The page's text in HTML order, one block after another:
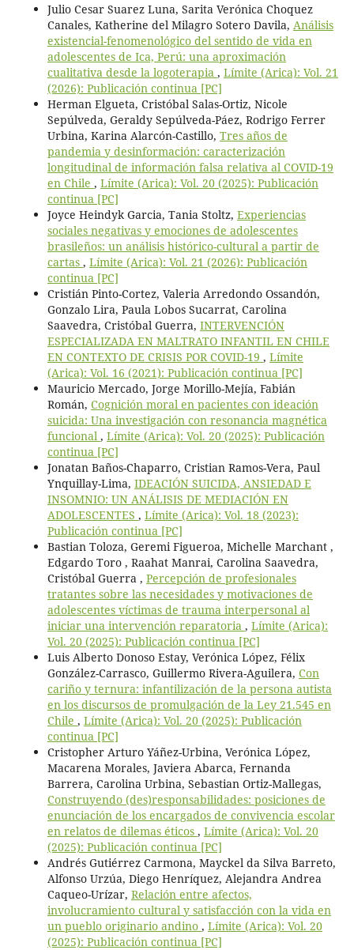
Julio Cesar Suarez Luna, Sarita Verónica Choquez
Canales, Katherine del Milagro Sotero Davila, Análisis
existencial-fenomenológico del sentido de vida en
adolescentes de Ica, Perú: una aproximación
cualitativa desde la logoterapia , Límite (Arica): Vol. 21
(2026): Publicación continua [PC]
Herman Elgueta, Cristóbal Salas-Ortiz, Nicole
Sepúlveda, Geraldy Sepúlveda-Páez, Rodrigo Ferrer
Urbina, Karina Alarcón-Castillo, Tres años de
pandemia y desinformación: caracterización
longitudinal de información falsa relativa al COVID-19
en Chile , Límite (Arica): Vol. 20 (2025): Publicación
continua [PC]
Joyce Heindyk Garcia, Tania Stoltz, Experiencias
sociales negativas y emociones de adolescentes
brasileños: un análisis histórico-cultural a partir de
cartas , Límite (Arica): Vol. 21 (2026): Publicación
continua [PC]
Cristián Pinto-Cortez, Valeria Arredondo Ossandón,
Gonzalo Lira, Paula Lobos Sucarrat, Carolina
Saavedra, Cristóbal Guerra, INTERVENCIÓN
ESPECIALIZADA EN MALTRATO INFANTIL EN CHILE
EN CONTEXTO DE CRISIS POR COVID-19 , Límite
(Arica): Vol. 16 (2021): Publicación continua [PC]
Mauricio Mercado, Jorge Morillo-Mejía, Fabián
Román, Cognición moral en pacientes con ideación
suicida: Una investigación con resonancia magnética
funcional , Límite (Arica): Vol. 20 (2025): Publicación
continua [PC]
Jonatan Baños-Chaparro, Cristian Ramos-Vera, Paul
Ynquillay-Lima, IDEACIÓN SUICIDA, ANSIEDAD E
INSOMNIO: UN ANÁLISIS DE MEDIACIÓN EN
ADOLESCENTES , Límite (Arica): Vol. 18 (2023):
Publicación continua [PC]
Bastian Toloza, Geremi Figueroa, Michelle Marchant ,
Edgardo Toro , Raahat Manrai, Carolina Saavedra,
Cristóbal Guerra , Percepción de profesionales
tratantes sobre las necesidades y motivaciones de
adolescentes víctimas de trauma interpersonal al
iniciar una intervención reparatoria , Límite (Arica):
Vol. 20 (2025): Publicación continua [PC]
Luis Alberto Donoso Estay, Verónica López, Félix
González-Carrasco, Guillermo Rivera-Aguilera, Con
cariño y ternura: infantilización de la persona autista
en los discursos de promulgación de la Ley 21.545 en
Chile , Límite (Arica): Vol. 20 (2025): Publicación
continua [PC]
Cristopher Arturo Yáñez-Urbina, Verónica López,
Macarena Morales, Javiera Abarca, Fernanda
Barrera, Carolina Urbina, Sebastian Ortiz-Mallegas,
Construyendo (des)responsabilidades: posiciones de
enunciación de los encargados de convivencia escolar
en relatos de dilemas éticos , Límite (Arica): Vol. 20
(2025): Publicación continua [PC]
Andrés Gutiérrez Carmona, Mayckel da Silva Barreto,
Alfonso Urzúa, Diego Henríquez, Alejandra Andrea
Caqueo-Urízar, Relación entre afectos,
involucramiento cultural y satisfacción con la vida en
un pueblo originario andino , Límite (Arica): Vol. 20
(2025): Publicación continua [PC]